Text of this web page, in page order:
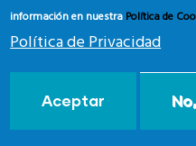
Materiales
información en nuestra Política de
Política de Privacidad
Aceptar